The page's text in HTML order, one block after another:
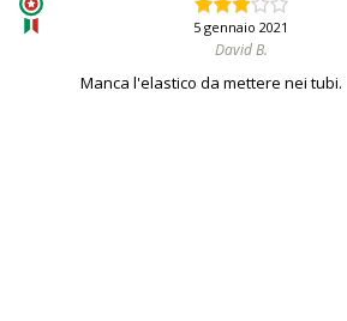
5 gennaio 2021
David B.
Manca l'elastico da mettere nei tubi.